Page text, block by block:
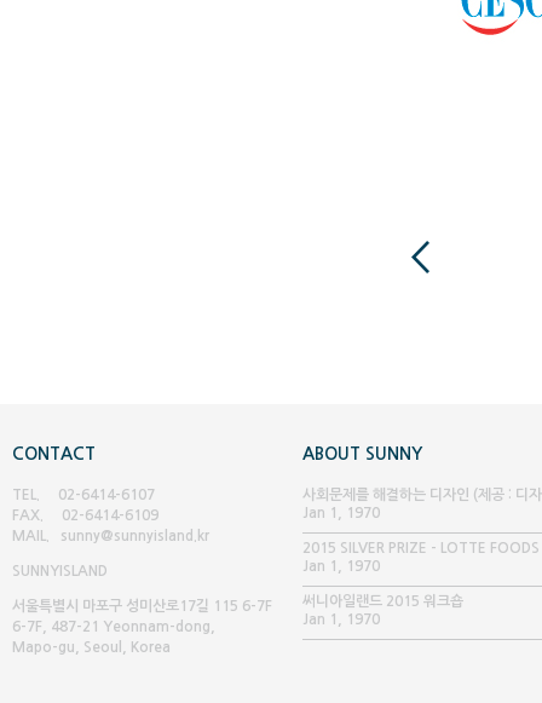
CONTACT
TEL. 02-6414-6107
FAX. 02-6414-6109
MAIL. sunny@sunnyisland.kr
SUNNY ISLAND
서울특별시 마포구 성미산로17길 115 6-7F
6-7F, 487-21 Yeonnam-dong,
Mapo-gu, Seoul, Korea
ABOUT SUNNY
사회문제를 해결하는 디자인 (제공 : 디
글 매거진)
Jan 1, 1970
2015 SILVER PRIZE - LOTTE FOODS
Jan 1, 1970
써니아일랜드 2015 워크숍
Jan 1, 1970